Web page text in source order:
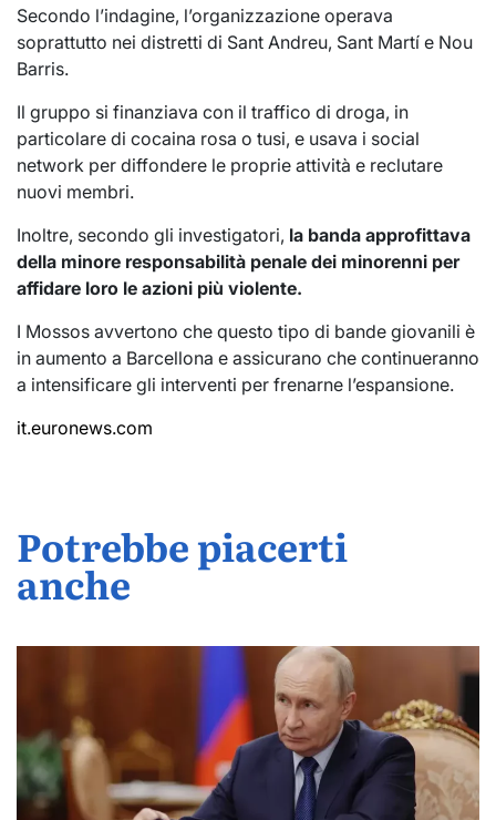
Secondo l’indagine, l’organizzazione operava
soprattutto nei distretti di Sant Andreu, Sant Martí e Nou
Barris.
Il gruppo si finanziava con il traffico di droga, in
particolare di cocaina rosa o tusi, e usava i social
network per diffondere le proprie attività e reclutare
nuovi membri.
Inoltre, secondo gli investigatori, la banda approfittava
della minore responsabilità penale dei minorenni per
affidare loro le azioni più violente.
I Mossos avvertono che questo tipo di bande giovanili è
in aumento a Barcellona e assicurano che continueranno
a intensificare gli interventi per frenarne l’espansione.
it.euronews.com
Potrebbe piacerti
anche